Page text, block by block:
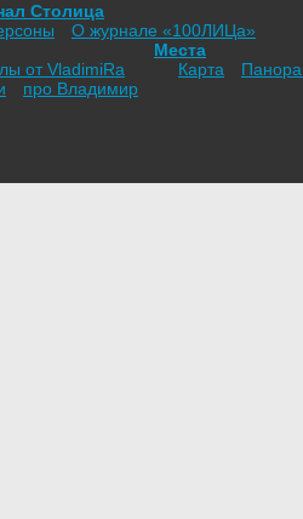
Столица
О журнале «100ЛИЦа»
от VladimiRа
Места
Карта
про Владимир